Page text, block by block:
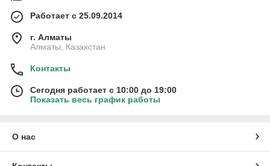
Работает с 25.09.2014
г. Алматы
Алматы, Казахстан
Контакты
Сегодня работает с 10:00 до 19:00
Показать весь график работы
О нас